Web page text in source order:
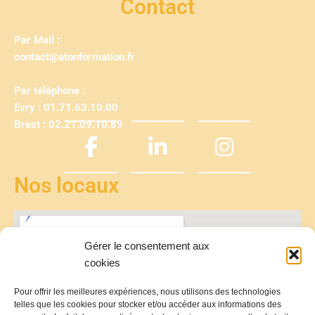
Gérer le consentement aux
cookies
Pour offrir les meilleures expériences, nous utilisons des technologies
telles que les cookies pour stocker et/ou accéder aux informations des
Contact
Par Mail :
contact@atonformation.fr
Par téléphone :
Evry : 01.71.63.10.00
Brest : 02.21.09.10.89
Nos locaux